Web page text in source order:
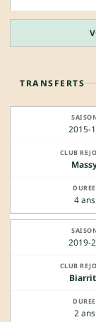
TRANSFERTS
2015-
4 ans
2019-
2 ans